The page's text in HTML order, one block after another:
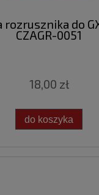
rozrusznika do
CZAGR-0051
18,00 zł
do koszyka